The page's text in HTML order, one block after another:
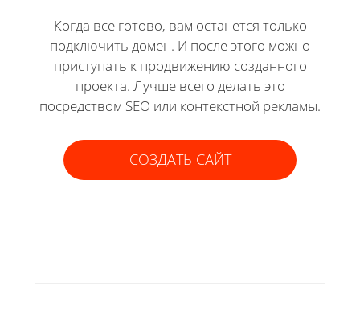
Когда все готово, вам останется только
подключить домен. И после этого можно
приступать к продвижению созданного
проекта. Лучше всего делать это
посредством SEO или контекстной рекламы.
СОЗДАТЬ САЙТ